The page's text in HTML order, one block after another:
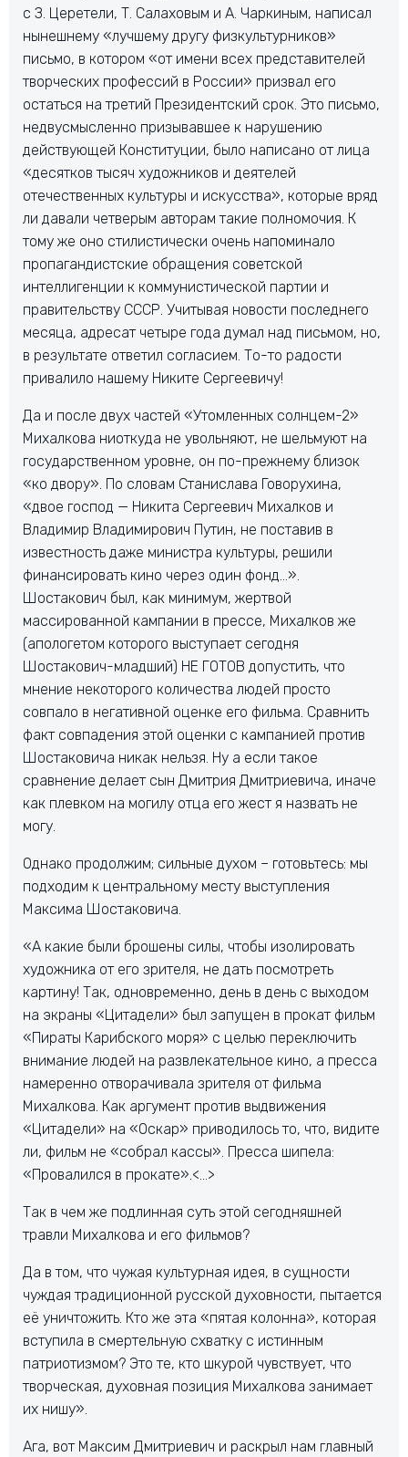
с З. Церетели, Т. Салаховым и А. Чаркиным, написал
нынешнему «лучшему другу физкультурников»
письмо, в котором «от имени всех представителей
творческих профессий в России» призвал его
остаться на третий Президентский срок. Это письмо,
недвусмысленно призывавшее к нарушению
действующей Конституции, было написано от лица
«десятков тысяч художников и деятелей
отечественных культуры и искусства», которые вряд
ли давали четверым авторам такие полномочия. К
тому же оно стилистически очень напоминало
пропагандистские обращения советской
интеллигенции к коммунистической партии и
правительству СССР. Учитывая новости последнего
месяца, адресат четыре года думал над письмом, но,
в результате ответил согласием. То-то радости
привалило нашему Никите Сергеевичу!
Да и после двух частей «Утомленных солнцем-2»
Михалкова ниоткуда не увольняют, не шельмуют на
государственном уровне, он по-прежнему близок
«ко двору». По словам Станислава Говорухина,
«двое господ — Никита Сергеевич Михалков и
Владимир Владимирович Путин, не поставив в
известность даже министра культуры, решили
финансировать кино через один фонд…».
Шостакович был, как минимум, жертвой
массированной кампании в прессе, Михалков же
(апологетом которого выступает сегодня
Шостакович-младший) НЕ ГОТОВ допустить, что
мнение некоторого количества людей просто
совпало в негативной оценке его фильма. Сравнить
факт совпадения этой оценки с кампанией против
Шостаковича никак нельзя. Ну а если такое
сравнение делает сын Дмитрия Дмитриевича, иначе
как плевком на могилу отца его жест я назвать не
могу.
Однако продолжим; сильные духом – готовьтесь: мы
подходим к центральному месту выступления
Максима Шостаковича.
«А какие были брошены силы, чтобы изолировать
художника от его зрителя, не дать посмотреть
картину! Так, одновременно, день в день с выходом
на экраны «Цитадели» был запущен в прокат фильм
«Пираты Карибского моря» с целью переключить
внимание людей на развлекательное кино, а пресса
намеренно отворачивала зрителя от фильма
Михалкова. Как аргумент против выдвижения
«Цитадели» на «Оскар» приводилось то, что, видите
ли, фильм не «собрал кассы». Пресса шипела:
«Провалился в прокате».<…>
Так в чем же подлинная суть этой сегодняшней
травли Михалкова и его фильмов?
Да в том, что чужая культурная идея, в сущности
чуждая традиционной русской духовности, пытается
её уничтожить. Кто же эта «пятая колонна», которая
вступила в смертельную схватку с истинным
патриотизмом? Это те, кто шкурой чувствует, что
творческая, духовная позиция Михалкова занимает
их нишу».
Ага, вот Максим Дмитриевич и раскрыл нам главный